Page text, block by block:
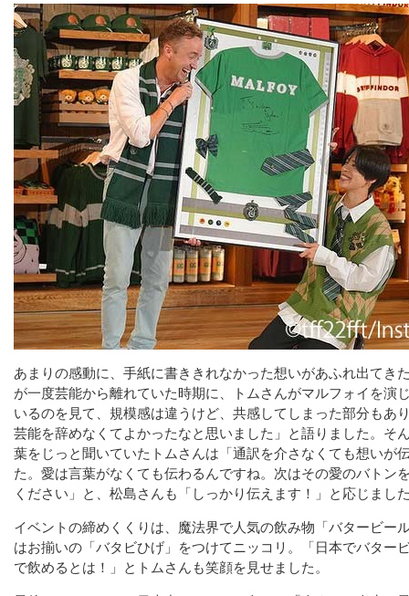
あまりの感動に、手紙に書ききれなかった想いがあふれ出てき
が一度芸能から離れていた時期に、トムさんがマルフォイを演
いるのを見て、規模感は違うけど、共感してしまった部分もあ
芸能を辞めなくてよかったなと思いました」と語りました。そ
葉をじっと聞いていたトムさんは「通訳を介さなくても想いが
た。愛は言葉がなくても伝わるんですね。次はその愛のバトン
ください」と、松島さんも「しっかり伝えます！」と応じまし
イベントの締めくくりは、魔法界で人気の飲み物「バタービー
はお揃いの「バタビひげ」をつけてニッコリ。「日本でバター
で飲めるとは！」とトムさんも笑顔を見せました。